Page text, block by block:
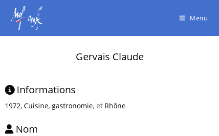
Menu
Gervais Claude
Informations
1972, Cuisine, gastronomie, et Rhône
Nom